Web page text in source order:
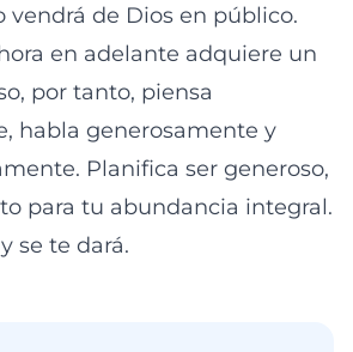
vendrá de Dios en público.
en adelante adquiere un
por tanto, piensa
habla generosamente y
Planifica ser generoso,
para tu abundancia integral.
se te dará.